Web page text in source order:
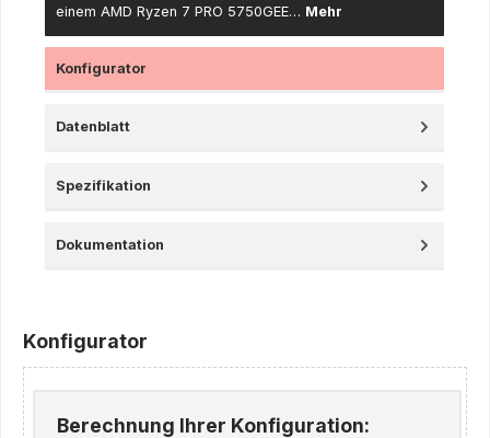
einem AMD Ryzen 7 PRO 5750GEE… Mehr
Konfigurator
Datenblatt
Spezifikation
Dokumentation
Konfigurator
Berechnung Ihrer Konfiguration: